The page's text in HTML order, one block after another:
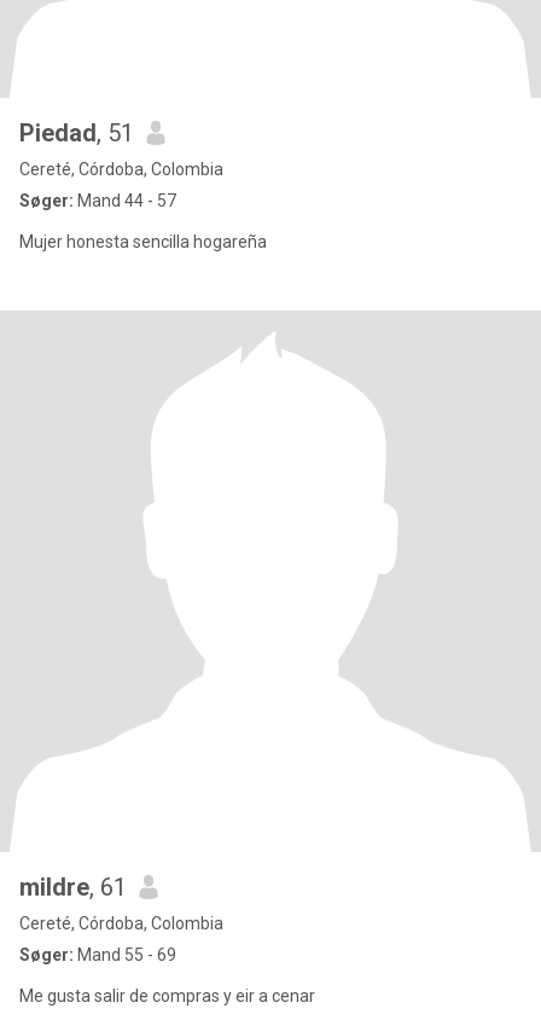
Piedad, 51
Cereté, Córdoba, Colombia
Søger: Mand 44 - 57
Mujer honesta sencilla hogareña
mildre, 61
Cereté, Córdoba, Colombia
Søger: Mand 55 - 69
Me gusta salir de compras y eir a cenar